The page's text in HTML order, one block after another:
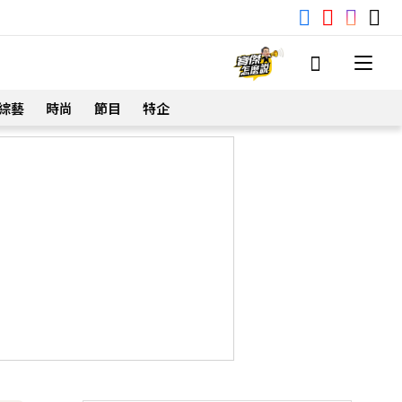
藝 時尚 節目 特企